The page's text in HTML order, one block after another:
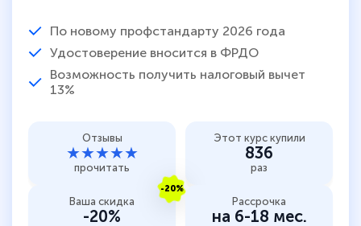
По новому профстандарту 2026 года
Удостоверение вносится в ФРДО
Возможность получить налоговый вычет
13%
Отзывы
★★★★★
прочитать
Этот курс купили
836
раз
-20%
Ваша скидка
-20%
Рассрочка
на 6-18 мес.